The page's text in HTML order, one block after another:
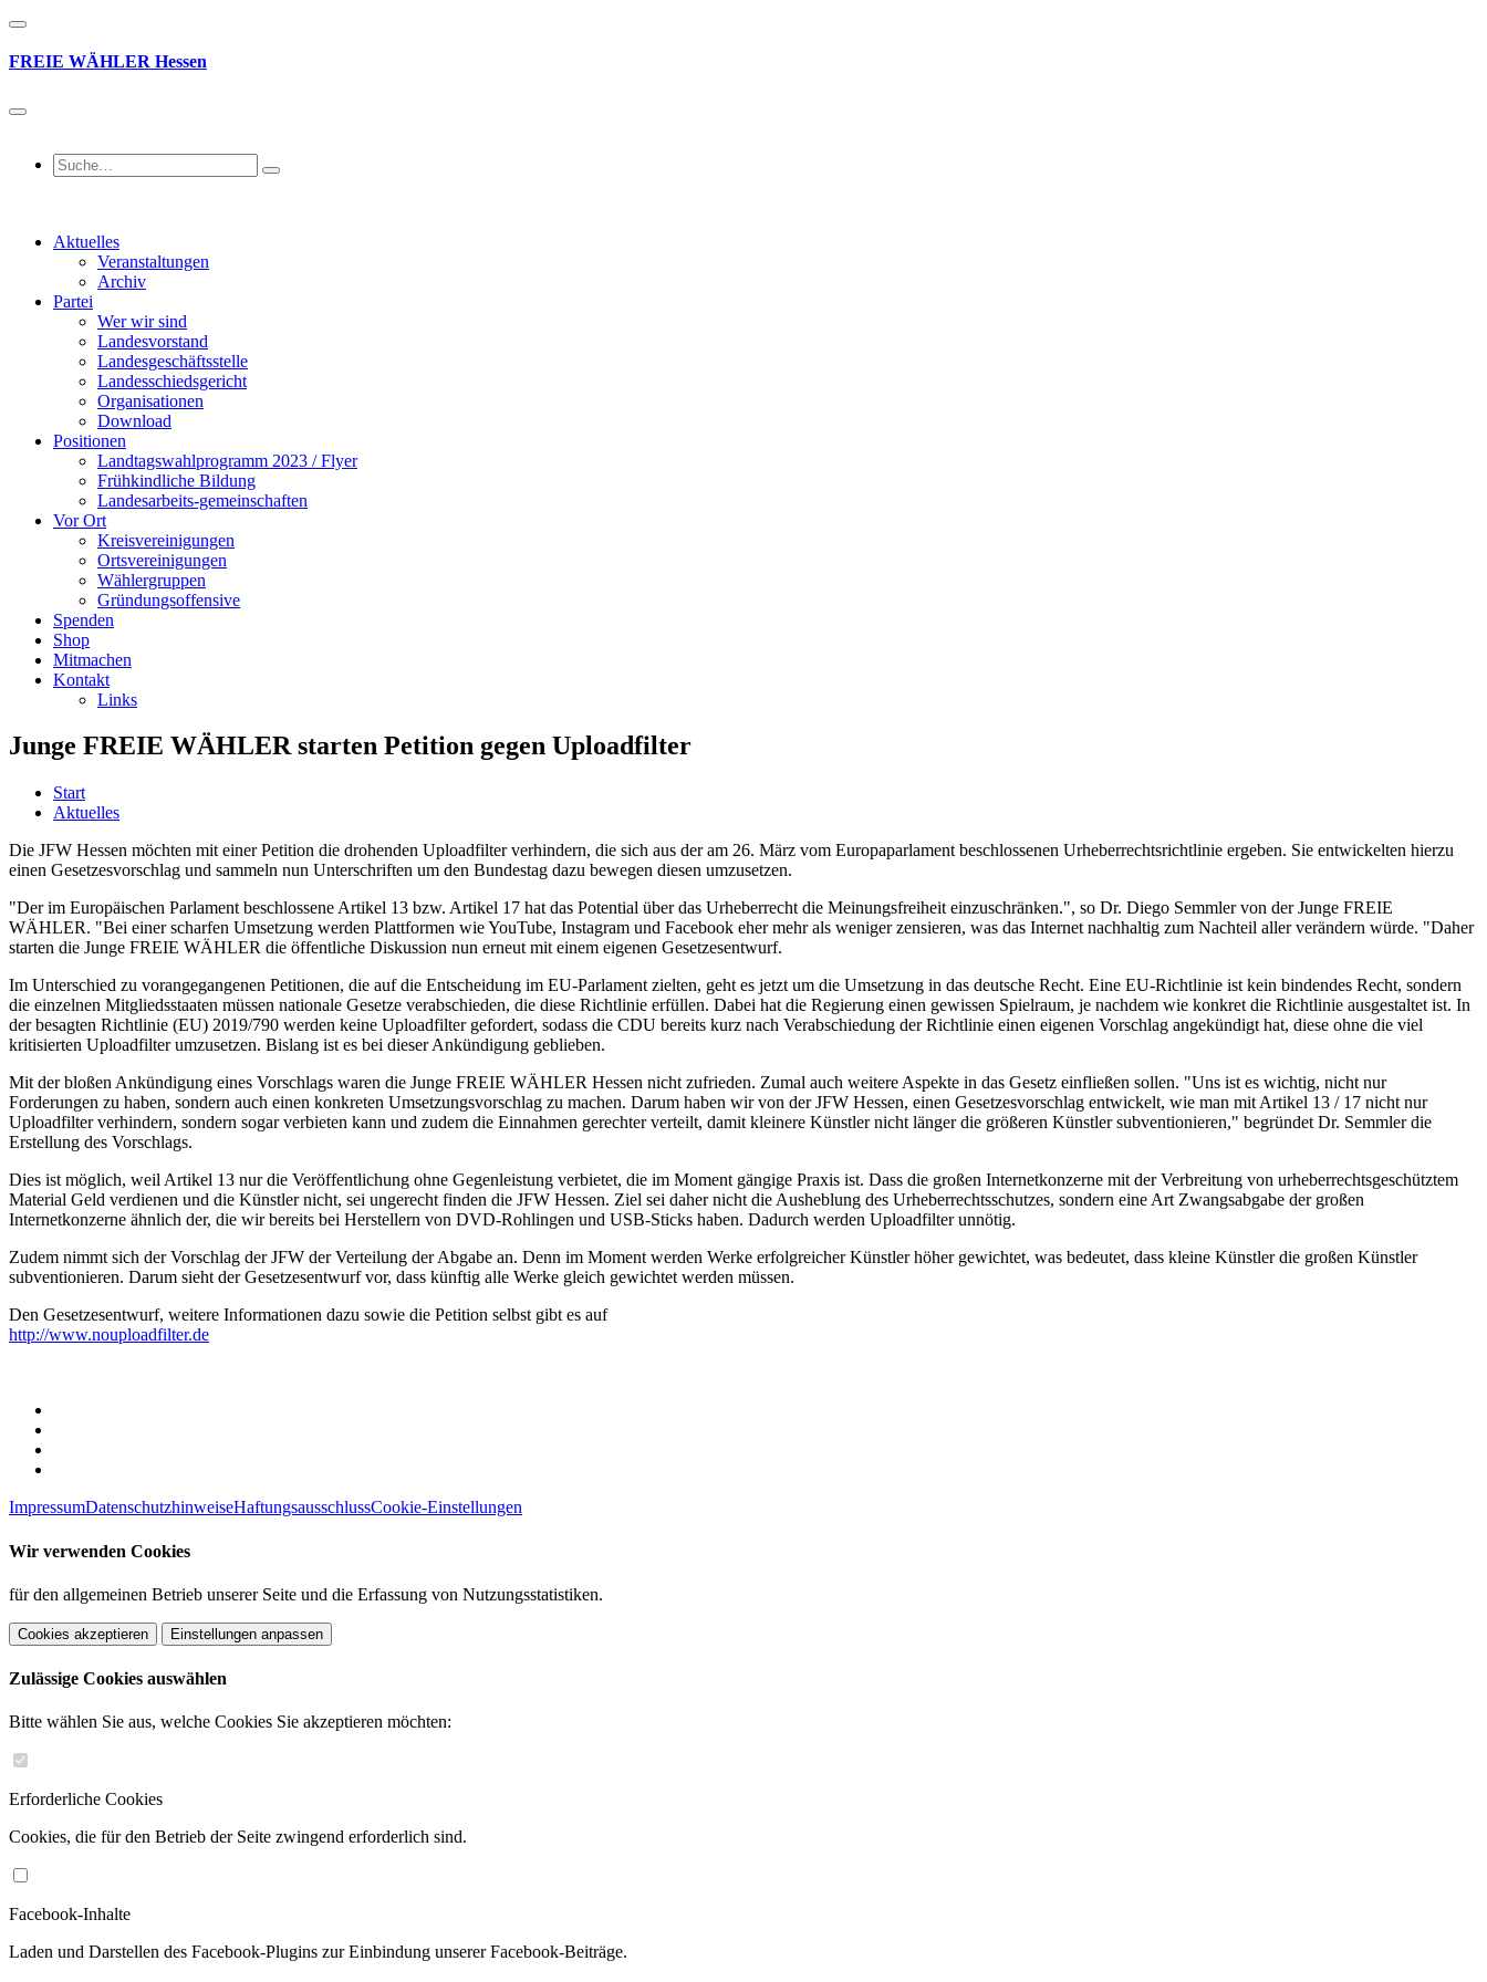
FREIE WÄHLER Hessen
Aktuelles
Veranstaltungen
Archiv
Partei
Wer wir sind
Landesvorstand
Landesgeschäftsstelle
Landesschiedsgericht
Organisationen
Download
Positionen
Landtagswahlprogramm 2023 / Flyer
Frühkindliche Bildung
Landesarbeits-gemeinschaften
Vor Ort
Kreisvereinigungen
Ortsvereinigungen
Wählergruppen
Gründungsoffensive
Spenden
Shop
Mitmachen
Kontakt
Links
Junge FREIE WÄHLER starten Petition gegen Uploadfilter
Start
Aktuelles
Die JFW Hessen möchten mit einer Petition die drohenden Uploadfilter verhindern, die sich aus der am 26. März vom Europaparlament beschlossenen Urheberrechtsrichtlinie ergeben. Sie entwickelten hierzu
einen Gesetzesvorschlag und sammeln nun Unterschriften um den Bundestag dazu bewegen diesen umzusetzen.
"Der im Europäischen Parlament beschlossene Artikel 13 bzw. Artikel 17 hat das Potential über das Urheberrecht die Meinungsfreiheit einzuschränken.", so Dr. Diego Semmler von der Junge FREIE
WÄHLER. "Bei einer scharfen Umsetzung werden Plattformen wie YouTube, Instagram und Facebook eher mehr als weniger zensieren, was das Internet nachhaltig zum Nachteil aller verändern würde. "Daher
starten die Junge FREIE WÄHLER die öffentliche Diskussion nun erneut mit einem eigenen Gesetzesentwurf.
Im Unterschied zu vorangegangenen Petitionen, die auf die Entscheidung im EU-Parlament zielten, geht es jetzt um die Umsetzung in das deutsche Recht. Eine EU-Richtlinie ist kein bindendes Recht, sondern
die einzelnen Mitgliedsstaaten müssen nationale Gesetze verabschieden, die diese Richtlinie erfüllen. Dabei hat die Regierung einen gewissen Spielraum, je nachdem wie konkret die Richtlinie ausgestaltet ist. In
der besagten Richtlinie (EU) 2019/790 werden keine Uploadfilter gefordert, sodass die CDU bereits kurz nach Verabschiedung der Richtlinie einen eigenen Vorschlag angekündigt hat, diese ohne die viel
kritisierten Uploadfilter umzusetzen. Bislang ist es bei dieser Ankündigung geblieben.
Mit der bloßen Ankündigung eines Vorschlags waren die Junge FREIE WÄHLER Hessen nicht zufrieden. Zumal auch weitere Aspekte in das Gesetz einfließen sollen. "Uns ist es wichtig, nicht nur
Forderungen zu haben, sondern auch einen konkreten Umsetzungsvorschlag zu machen. Darum haben wir von der JFW Hessen, einen Gesetzesvorschlag entwickelt, wie man mit Artikel 13 / 17 nicht nur
Uploadfilter verhindern, sondern sogar verbieten kann und zudem die Einnahmen gerechter verteilt, damit kleinere Künstler nicht länger die größeren Künstler subventionieren," begründet Dr. Semmler die
Erstellung des Vorschlags.
Dies ist möglich, weil Artikel 13 nur die Veröffentlichung ohne Gegenleistung verbietet, die im Moment gängige Praxis ist. Dass die großen Internetkonzerne mit der Verbreitung von urheberrechtsgeschütztem
Material Geld verdienen und die Künstler nicht, sei ungerecht finden die JFW Hessen. Ziel sei daher nicht die Ausheblung des Urheberrechtsschutzes, sondern eine Art Zwangsabgabe der großen
Internetkonzerne ähnlich der, die wir bereits bei Herstellern von DVD-Rohlingen und USB-Sticks haben. Dadurch werden Uploadfilter unnötig.
Zudem nimmt sich der Vorschlag der JFW der Verteilung der Abgabe an. Denn im Moment werden Werke erfolgreicher Künstler höher gewichtet, was bedeutet, dass kleine Künstler die großen Künstler
subventionieren. Darum sieht der Gesetzesentwurf vor, dass künftig alle Werke gleich gewichtet werden müssen.
Den Gesetzesentwurf, weitere Informationen dazu sowie die Petition selbst gibt es auf
http://www.nouploadfilter.de
ImpressumDatenschutzhinweiseHaftungsausschlussCookie-Einstellungen
Wir verwenden Cookies
für den allgemeinen Betrieb unserer Seite und die Erfassung von Nutzungsstatistiken.
Cookies akzeptieren Einstellungen anpassen
Zulässige Cookies auswählen
Bitte wählen Sie aus, welche Cookies Sie akzeptieren möchten:
Erforderliche Cookies
Cookies, die für den Betrieb der Seite zwingend erforderlich sind.
Facebook-Inhalte
Laden und Darstellen des Facebook-Plugins zur Einbindung unserer Facebook-Beiträge.